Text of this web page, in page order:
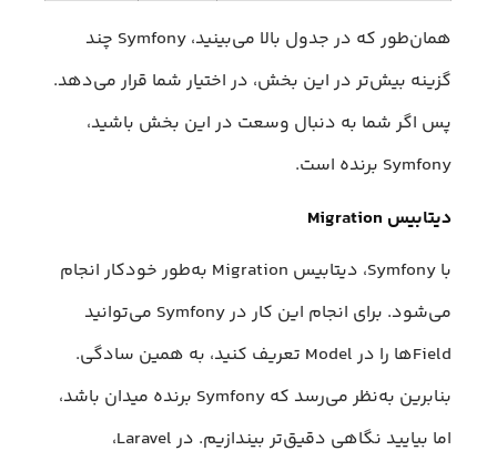
همان‌طور که در جدول بالا می‌بینید، Symfony چند
گزینه بیش‌تر در این بخش، در اختیار شما قرار می‌دهد.
پس اگر شما به دنبال وسعت در این بخش باشید،
Symfony برنده است.
دیتابیس Migration
با Symfony، دیتابیس Migration به‌طور خودکار انجام
می‌شود. برای انجام این کار در Symfony می‌توانید
Fieldها را در Model تعریف کنید، به همین سادگی.
بنابرین به‌نظر می‌رسد که Symfony برنده میدان باشد،
اما بیایید نگاهی دقیق‌تر بیندازیم. در Laravel،